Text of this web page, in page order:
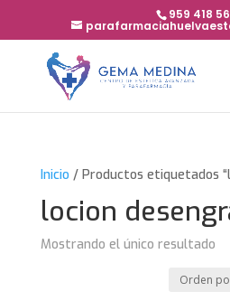
959 418
Inicio / Productos etiquetados
locion
Mostrando el único resultado